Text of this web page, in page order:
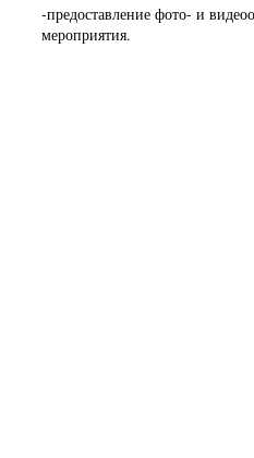
-предоставление фото- и
мероприятия.